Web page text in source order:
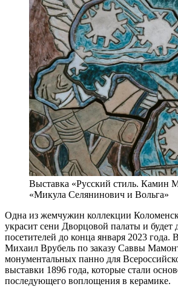
Выставка «Русский стиль. Камин
«Микула Селянинович и Вольга»
Одна из жемчужин коллекции
украсит сени Дворцовой палаты и будет
посетителей до конца января 2023 года.
Михаил Врубель по заказу Саввы
монументальных панно для
выставки 1896 года, которые стали
последующего воплощения в керамике.